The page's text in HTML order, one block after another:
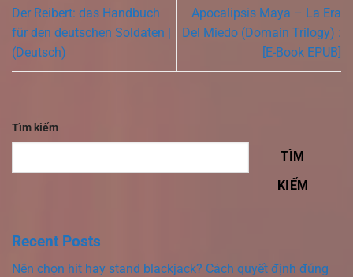
Der Reibert: das Handbuch
für den deutschen Soldaten |
(Deutsch)
Apocalipsis Maya – La Era
Del Miedo (Domain Trilogy) :
[E-Book EPUB]
Tìm kiếm
TÌM
KIẾM
Recent Posts
Nên chọn hit hay stand blackjack? Cách quyết định đúng